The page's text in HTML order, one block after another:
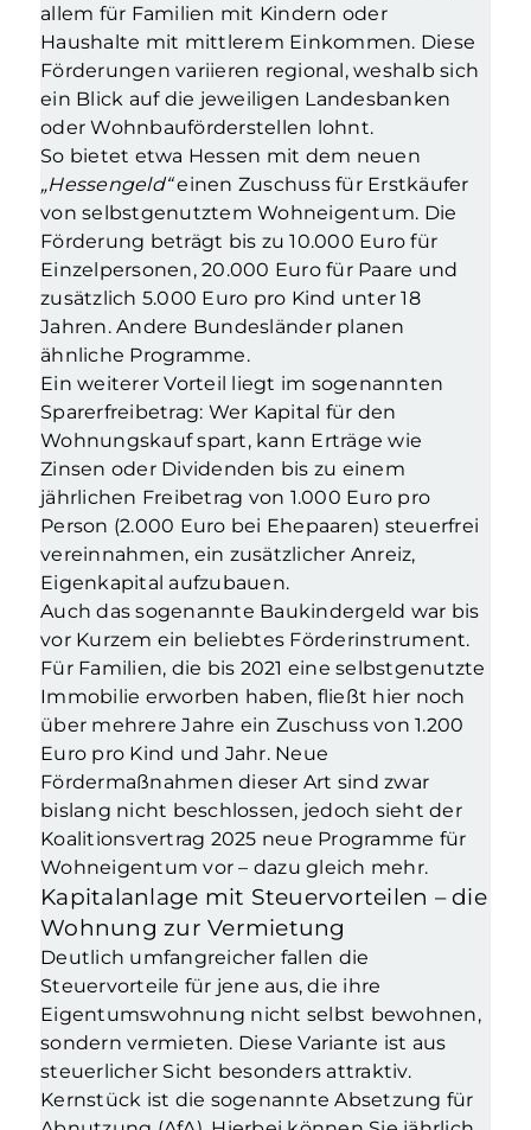
allem für Familien mit Kindern oder
Haushalte mit mittlerem Einkommen. Diese
Förderungen variieren regional, weshalb sich
ein Blick auf die jeweiligen Landesbanken
oder Wohnbauförderstellen lohnt.
So bietet etwa Hessen mit dem neuen
„Hessengeld“einen Zuschuss für Erstkäufer
von selbstgenutztem Wohneigentum. Die
Förderung beträgt bis zu 10.000 Euro für
Einzelpersonen, 20.000 Euro für Paare und
zusätzlich 5.000 Euro pro Kind unter 18
Jahren. Andere Bundesländer planen
ähnliche Programme.
Ein weiterer Vorteil liegt im sogenannten
Sparerfreibetrag: Wer Kapital für den
Wohnungskauf spart, kann Erträge wie
Zinsen oder Dividenden bis zu einem
jährlichen Freibetrag von 1.000 Euro pro
Person (2.000 Euro bei Ehepaaren) steuerfrei
vereinnahmen, ein zusätzlicher Anreiz,
Eigenkapital aufzubauen.
Auch das sogenannte Baukindergeld war bis
vor Kurzem ein beliebtes Förderinstrument.
Für Familien, die bis 2021 eine selbstgenutzte
Immobilie erworben haben, fließt hier noch
über mehrere Jahre ein Zuschuss von 1.200
Euro pro Kind und Jahr. Neue
Fördermaßnahmen dieser Art sind zwar
bislang nicht beschlossen, jedoch sieht der
Koalitionsvertrag 2025 neue Programme für
Wohneigentum vor – dazu gleich mehr.
Kapitalanlage mit Steuervorteilen – die
Wohnung zur Vermietung
Deutlich umfangreicher fallen die
Steuervorteile für jene aus, die ihre
Eigentumswohnung nicht selbst bewohnen,
sondern vermieten. Diese Variante ist aus
steuerlicher Sicht besonders attraktiv.
Kernstück ist die sogenannte Absetzung für